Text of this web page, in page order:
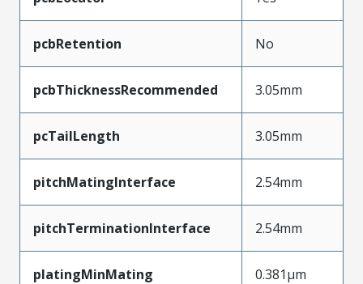
pcbRetention No
pcbThicknessRecommended 3.05mm
pcTailLength 3.05mm
pitchMatingInterface 2.54mm
pitchTerminationInterface 2.54mm
platingMinMating 0.381µm